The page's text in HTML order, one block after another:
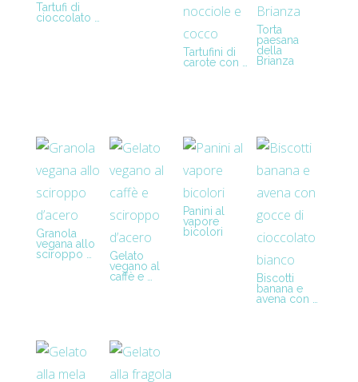
Tartufi di
cioccolato …
Tartufini di
carote con …
Torta
paesana
della
Brianza
Granola
vegana allo
sciroppo …
Gelato
vegano al
caffè e …
Panini al
vapore
bicolori
Biscotti
banana e
avena con …